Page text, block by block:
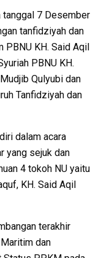
tanggal 7 Desember
tanfidziyah dan
PBNU KH. Said Aqil
PBNU KH.
Qulyubi dan
Tanfidziyah dan
dalam acara
yang sejuk dan
4 tokoh NU yaitu
KH. Said Aqil
terakhir
dan